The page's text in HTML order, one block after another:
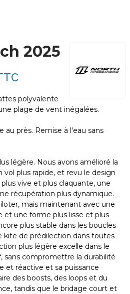
2025
polyvalente
plage de vent inégalées.
au près. Remise à l'eau sans
légère. Nous avons amélioré la
vol plus rapide, et revu le design
vive et plus claquante, une
récupération plus dynamique.
mais maintenant avec une
et une forme plus lisse et plus
plus stable dans les boucles
kite de prédilection dans toutes
plus légère excelle dans le
sans compromettre la durabilité
et réactive et sa puissance
des boosts, des loops et du
tandis que le bridage court et